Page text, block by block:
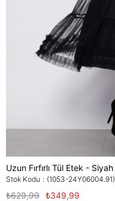
Uzun Fırfırlı Tül Etek - Siyah
Stok Kodu (1053-24Y06004.91)
₺629,99 ₺349,99